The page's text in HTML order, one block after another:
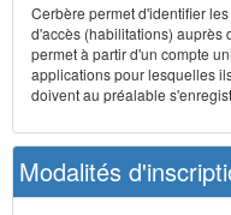
Cerbère permet d'identifier
d'accès (habilitations) auprès
permet à partir d'un compte
applications pour lesquelles
doivent au préalable
Modalités